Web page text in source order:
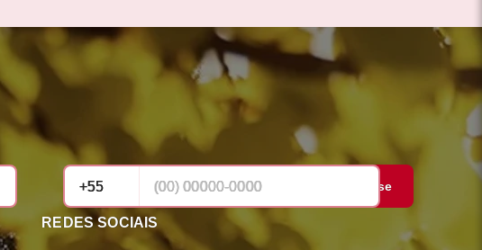
Cadastrar-se
REDES SOCIAIS